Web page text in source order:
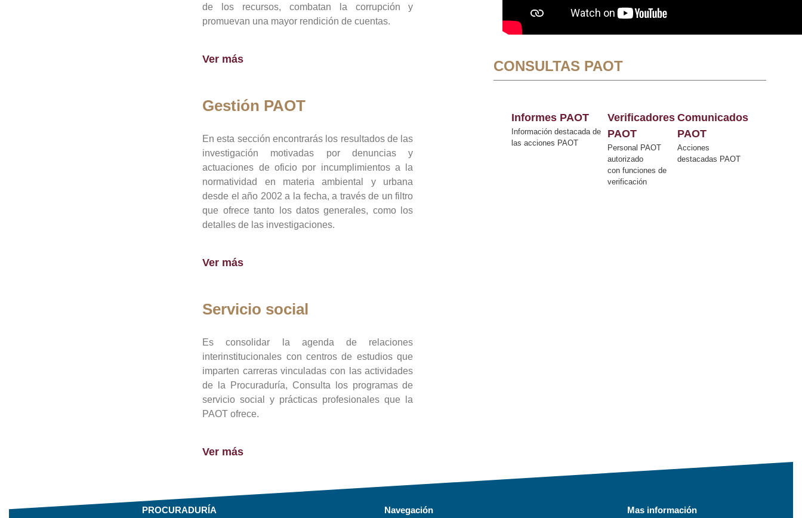
de los recursos, combatan la corrupción y
promuevan una mayor rendición de cuentas.
Ver más
Gestión PAOT
En esta sección encontrarás los resultados de las
investigación motivadas por denuncias y
actuaciones de oficio por incumplimientos a la
normatividad en materia ambiental y urbana
desde el año 2002 a la fecha, a través de un filtro
que ofrece tanto los datos generales, como los
detalles de las investigaciones.
Ver más
Servicio social
Es consolidar la agenda de relaciones
interinstitucionales con centros de estudios que
imparten carreras vinculadas con las actividades
de la Procuraduría, Consulta los programas de
servicio social y prácticas profesionales que la
PAOT ofrece.
Ver más
CONSULTAS PAOT
Informes PAOT
Información destacada de
las acciones PAOT
Verificadores
PAOT
Personal PAOT
autorizado
con funciones de
verificación
Comunicados
PAOT
Acciones
destacadas PAOT
PROCURADURÍA Navegación Mas información